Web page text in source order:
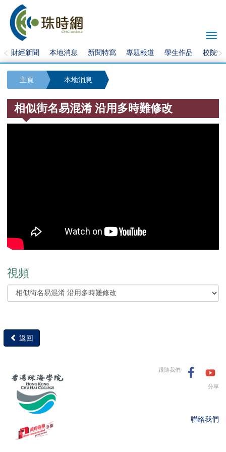
財經新聞 本地消息 新聞特寫 專題報道 學生作品 校院快
主頁 本地消息
相似街名易混淆 沿用多時難修改
視頻
返回
跟隨我們
分享
聯絡我們